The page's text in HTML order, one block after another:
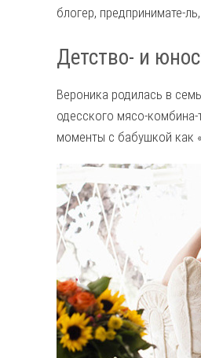
блогер, предпринимате-
Детство- и
Вероника родилась в
одесского мясо-комбина-
моменты с бабушкой как